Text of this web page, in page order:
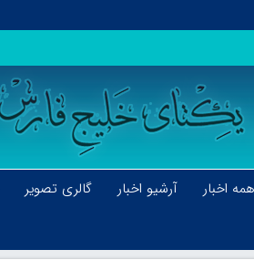
همه اخبار آرشیو اخبار گالری تصویر